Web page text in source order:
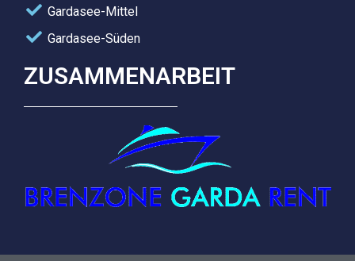
Gardasee-Mittel
Gardasee-Süden
ZUSAMMENARBEIT